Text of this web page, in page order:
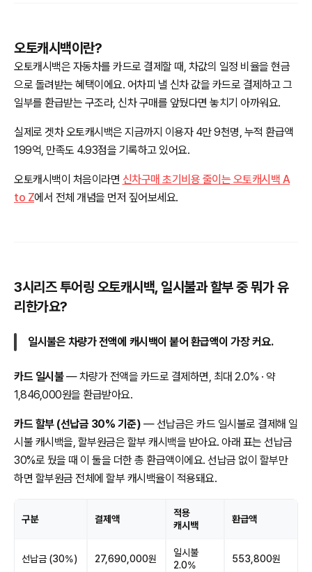
오토캐시백이란?
오토캐시백은 자동차를 카드로 결제할 때, 차값의 일정 비율을 현금
으로 돌려받는 혜택이에요. 어차피 낼 신차 값을 카드로 결제하고 그
일부를 환급받는 구조라, 신차 구매를 앞뒀다면 놓치기 아까워요.
실제로 겟차 오토캐시백은 지금까지 이용자 4만 9천명, 누적 환급액
199억, 만족도 4.93점을 기록하고 있어요.
오토캐시백이 처음이라면 신차구매 초기비용 줄이는 오토캐시백 A
to Z에서 전체 개념을 먼저 짚어보세요.
3시리즈 투어링 오토캐시백, 일시불과 할부 중 뭐가 유
리한가요?
일시불은 차량가 전액에 캐시백이 붙어 환급액이 가장 커요.
카드 일시불— 차량가 전액을 카드로 결제하면, 최대 2.0% · 약
1,846,000원을 환급받아요.
카드 할부 (선납금 30% 기준) — 선납금은 카드 일시불로 결제해 일
시불 캐시백을, 할부원금은 할부 캐시백을 받아요. 아래 표는 선납금
30%로 뒀을 때 이 둘을 더한 총 환급액이에요. 선납금 없이 할부만
하면 할부원금 전체에 할부 캐시백율이 적용돼요.
구분 결제액
적용
캐시백
환급액
선납금 (30%) 27,690,000원
일시불
2.0%
553,800원